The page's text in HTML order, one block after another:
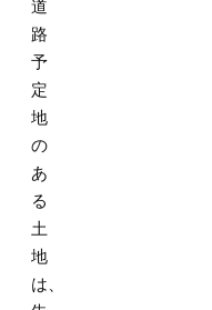
道
路
予
定
地
の
あ
る
土
地
は、